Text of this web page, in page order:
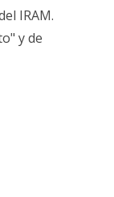
IRAM.
y de